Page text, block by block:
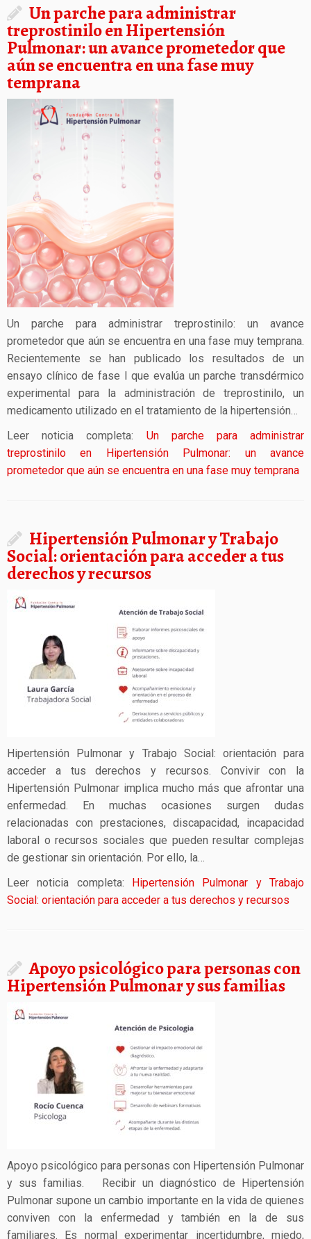
Un parche para administrar
treprostinilo en Hipertensión
Pulmonar: un avance prometedor que
aún se encuentra en una fase muy
temprana
Un parche para administrar treprostinilo: un avance
prometedor que aún se encuentra en una fase muy temprana.
Recientemente se han publicado los resultados de un
ensayo clínico de fase I que evalúa un parche transdérmico
experimental para la administración de treprostinilo, un
medicamento utilizado en el tratamiento de la hipertensión…
Leer noticia completa: Un parche para administrar
treprostinilo en Hipertensión Pulmonar: un avance
prometedor que aún se encuentra en una fase muy temprana
Hipertensión Pulmonar y Trabajo
Social: orientación para acceder a tus
derechos y recursos
Hipertensión Pulmonar y Trabajo Social: orientación para
acceder a tus derechos y recursos. Convivir con la
Hipertensión Pulmonar implica mucho más que afrontar una
enfermedad. En muchas ocasiones surgen dudas
relacionadas con prestaciones, discapacidad, incapacidad
laboral o recursos sociales que pueden resultar complejas
de gestionar sin orientación. Por ello, la…
Leer noticia completa:
Hipertensión Pulmonar y Trabajo
Social: orientación para acceder a tus derechos y recursos
Apoyo psicológico para personas con
Hipertensión Pulmonar y sus familias
Apoyo psicológico para personas con Hipertensión Pulmonar
y sus familias. Recibir un diagnóstico de Hipertensión
Pulmonar supone un cambio importante en la vida de quienes
conviven con la enfermedad y también en la de sus
familiares. Es normal experimentar incertidumbre, miedo,